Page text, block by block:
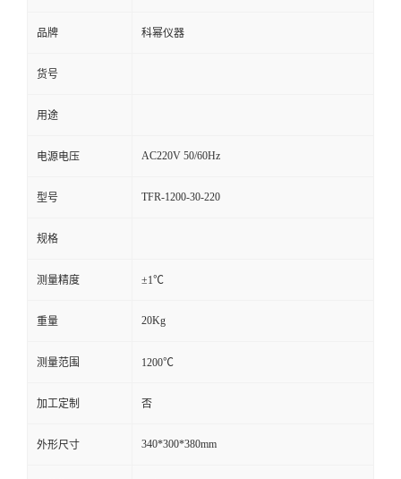
品牌 科幂仪器
货号
用途
电源电压 AC220V 50/60Hz
型号 TFR-1200-30-220
规格
测量精度 ±1℃
重量 20Kg
测量范围 1200℃
加工定制 否
外形尺寸 340*300*380mm